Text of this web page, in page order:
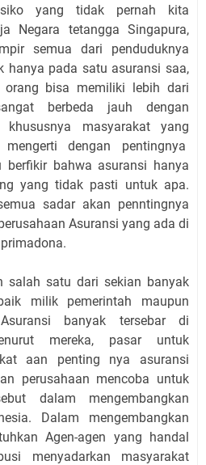
yang tidak pernah kita
Negara tetangga Singapura,
semua dari penduduknya
hanya pada satu asuransi saa,
orang bisa memiliki lebih dari
berbeda jauh dengan
khususnya masyarakat yang
dengan pentingnya
berfikir bahwa asuransi hanya
yang tidak pasti untuk apa.
sadar akan penntingnya
Asuransi yang ada di
salah satu dari sekian banyak
milik pemerintah maupun
banyak tersebar di
mereka, pasar untuk
aan penting nya asuransi
perusahaan mencoba untuk
dalam mengembangkan
Dalam mengembangkan
Agen-agen yang handal
menyadarkan masyarakat